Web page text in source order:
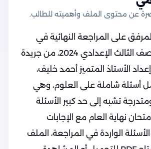
عن محتوى الملف وأهميته للطالب.
على المراجعة النهائية في
مادة العلوم للصف الثالث الإعدادي 2024، من جريدة
الأستاذ المتميز أحمد خليف،
أسئلة شاملة على العلوم، وهي
تشبه إلى حد كبير الأسئلة
نهاية العام مع الإجابات
الواردة في المراجعة، الملف